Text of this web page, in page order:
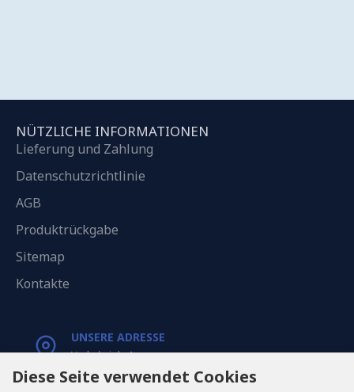
NÜTZLICHE INFORMATIONEN
Lieferung und Zahlung
Datenschutzrichtlinie
AGB
Produktrückgabe
Sitemap
Kontakte
UNSERE ADRESSE
Varkaļu iela 1,
Riga, Latvia, LV1067
Diese Seite verwendet Cookies